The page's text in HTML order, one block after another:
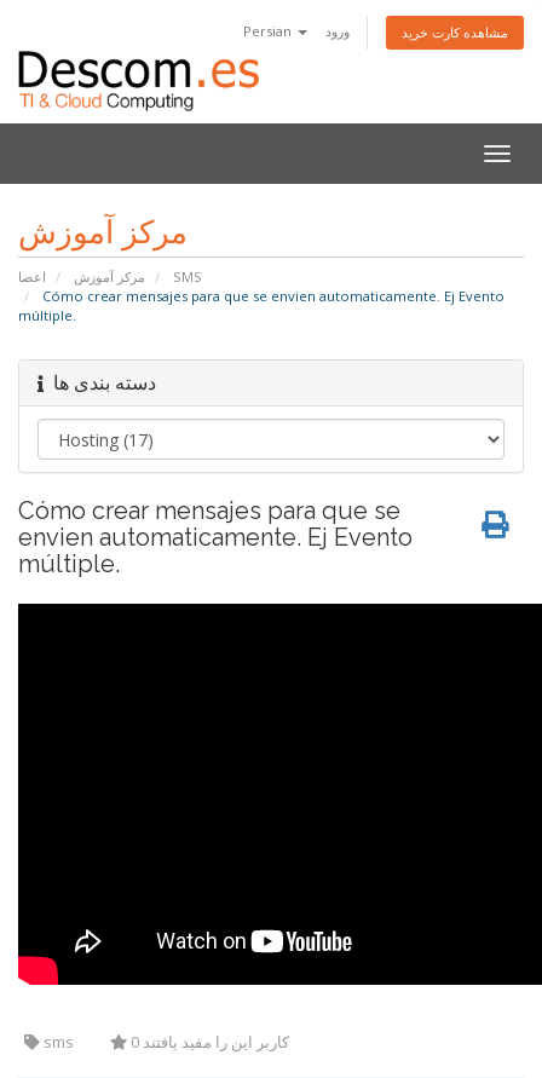
Persian ورود مشاهده کارت خرید
تغییر
مرکز آموزش
اعضا مرکز آموزش
SMS
Cómo crear mensajes para que se envien automaticamente. Ej Evento
múltiple.
دسته بندی ها
Cómo crear mensajes para que se
envien automaticamente. Ej Evento
múltiple.
sms 0 کاربر این را مفید یافتند